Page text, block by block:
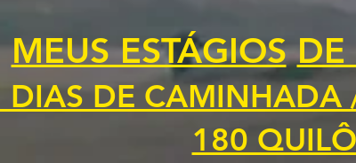
MEUS ESTÁGIOS DE
DIAS DE
180